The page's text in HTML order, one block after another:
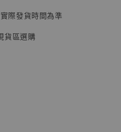
系列蒐藏雕像 布魯克達
際發貨時間為準
貨區選購